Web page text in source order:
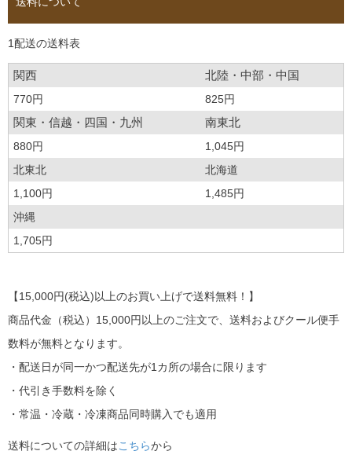
1配送の送料表
関西 北陸・中部・中国
770円 825円
関東・信越・四国・九州 南東北
880円
1,045円
北東北
北海道
1,100円
1,485円
沖縄
1,705円
【15,000円(税込)以上のお買い上げで送料無料！】
商品代金（税込）15,000円以上のご注文で、送料およびクール便手
数料が無料となります。
・配送日が同一かつ配送先が1カ所の場合に限ります
・代引き手数料を除く
・常温・冷蔵・冷凍商品同時購入でも適用
送料についての詳細はこちらから